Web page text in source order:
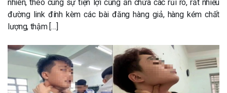
nhiên, theo cùng sự tiện lợi cũng ẩn chứa các rủi ro, rất nhiều
đường link đính kèm các bài đăng hàng giả, hàng kém chất
lượng, thậm […]